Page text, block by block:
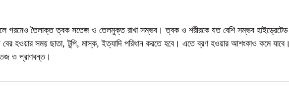
গরমেও তৈলাক্ত ত্বক সতেজ ও তেলমুক্ত রাখা সম্ভব। ত্বক ও শরীরকে যত বেশি সম্ভব হাইড্রেটেড
বের হওয়ার সময় ছাতা, টুপি, মাস্ক, ইত্যাদি পরিধান করতে হবে। এতে ব্রণ হওয়ার আশংকাও কমে যাবে।
ও প্রাণবন্ত।